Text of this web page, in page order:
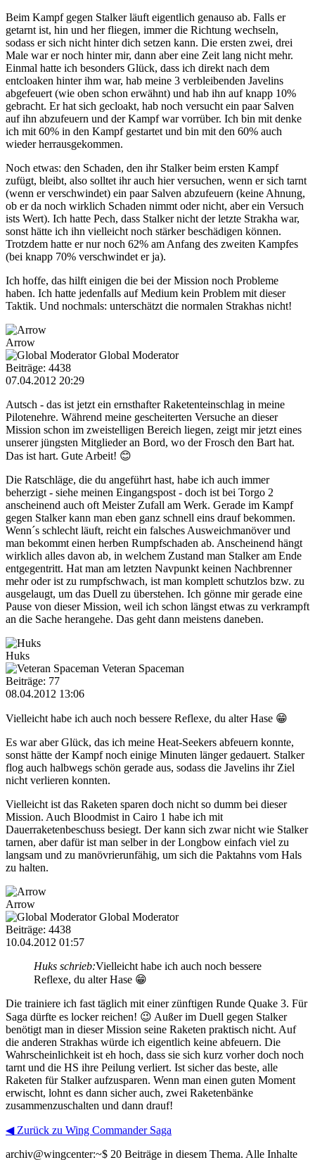
Beim Kampf gegen Stalker läuft eigentlich genauso ab. Falls er
getarnt ist, hin und her fliegen, immer die Richtung wechseln,
sodass er sich nicht hinter dich setzen kann. Die ersten zwei, drei
Male war er noch hinter mir, dann aber eine Zeit lang nicht mehr.
Einmal hatte ich besonders Glück, dass ich direkt nach dem
entcloaken hinter ihm war, hab meine 3 verbleibenden Javelins
abgefeuert (wie oben schon erwähnt) und hab ihn auf knapp 10%
gebracht. Er hat sich gecloakt, hab noch versucht ein paar Salven
auf ihn abzufeuern und der Kampf war vorrüber. Ich bin mit denke
ich mit 60% in den Kampf gestartet und bin mit den 60% auch
wieder herrausgekommen.
Noch etwas: den Schaden, den ihr Stalker beim ersten Kampf
zufügt, bleibt, also solltet ihr auch hier versuchen, wenn er sich tarnt
(wenn er verschwindet) ein paar Salven abzufeuern (keine Ahnung,
ob er da noch wirklich Schaden nimmt oder nicht, aber ein Versuch
ists Wert). Ich hatte Pech, dass Stalker nicht der letzte Strakha war,
sonst hätte ich ihn vielleicht noch stärker beschädigen können.
Trotzdem hatte er nur noch 62% am Anfang des zweiten Kampfes
(bei knapp 70% verschwindet er ja).
Ich hoffe, das hilft einigen die bei der Mission noch Probleme
haben. Ich hatte jedenfalls auf Medium kein Problem mit dieser
Taktik. Und nochmals: unterschätzt die normalen Strakhas nicht!
Arrow
Global Moderator
Beiträge: 4438
07.04.2012 20:29
Autsch - das ist jetzt ein ernsthafter Raketenteinschlag in meine
Pilotenehre. Während meine gescheiterten Versuche an dieser
Mission schon im zweistelligen Bereich liegen, zeigt mir jetzt eines
unserer jüngsten Mitglieder an Bord, wo der Frosch den Bart hat.
Das ist hart. Gute Arbeit! 😊
Die Ratschläge, die du angeführt hast, habe ich auch immer
beherzigt - siehe meinen Eingangspost - doch ist bei Torgo 2
anscheinend auch oft Meister Zufall am Werk. Gerade im Kampf
gegen Stalker kann man eben ganz schnell eins drauf bekommen.
Wenn´s schlecht läuft, reicht ein falsches Ausweichmanöver und
man bekommt einen herben Rumpfschaden ab. Anscheinend hängt
wirklich alles davon ab, in welchem Zustand man Stalker am Ende
entgegentritt. Hat man am letzten Navpunkt keinen Nachbrenner
mehr oder ist zu rumpfschwach, ist man komplett schutzlos bzw. zu
ausgelaugt, um das Duell zu überstehen. Ich gönne mir gerade eine
Pause von dieser Mission, weil ich schon längst etwas zu verkrampft
an die Sache herangehe. Das geht dann meistens daneben.
Huks
Veteran Spaceman
Beiträge: 77
08.04.2012 13:06
Vielleicht habe ich auch noch bessere Reflexe, du alter Hase 😁
Es war aber Glück, das ich meine Heat-Seekers abfeuern konnte,
sonst hätte der Kampf noch einige Minuten länger gedauert. Stalker
flog auch halbwegs schön gerade aus, sodass die Javelins ihr Ziel
nicht verlieren konnten.
Vielleicht ist das Raketen sparen doch nicht so dumm bei dieser
Mission. Auch Bloodmist in Cairo 1 habe ich mit
Dauerraketenbeschuss besiegt. Der kann sich zwar nicht wie Stalker
tarnen, aber dafür ist man selber in der Longbow einfach viel zu
langsam und zu manövrierunfähig, um sich die Paktahns vom Hals
zu halten.
Arrow
Global Moderator
Beiträge: 4438
10.04.2012 01:57
Huks schrieb:Vielleicht habe ich auch noch bessere
Reflexe, du alter Hase 😁
Die trainiere ich fast täglich mit einer zünftigen Runde Quake 3. Für
Saga dürfte es locker reichen! 😉 Außer im Duell gegen Stalker
benötigt man in dieser Mission seine Raketen praktisch nicht. Auf
die anderen Strakhas würde ich eigentlich keine abfeuern. Die
Wahrscheinlichkeit ist eh hoch, dass sie sich kurz vorher doch noch
tarnt und die HS ihre Peilung verliert. Ist sicher das beste, alle
Raketen für Stalker aufzusparen. Wenn man einen guten Moment
erwischt, lohnt es dann sicher auch, zwei Raketenbänke
zusammenzuschalten und dann drauf!
◀ Zurück zu Wing Commander Saga
archiv@wingcenter:~$ 20 Beiträge in diesem Thema. Alle Inhalte